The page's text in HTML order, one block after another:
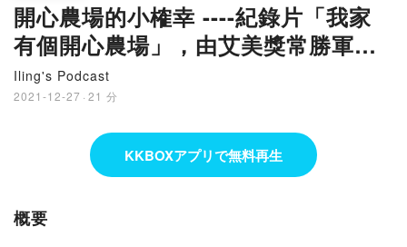
開心農場的小榷幸 ----紀錄片「我家
有個開心農場」，由艾美獎常勝軍名
導掌鏡，歷時十年，紀錄他與美食部
落客愛妻的農場大作戰！
Iling's Podcast
2021-12-27 · 21 分
KKBOXアプリで無料再生
概要